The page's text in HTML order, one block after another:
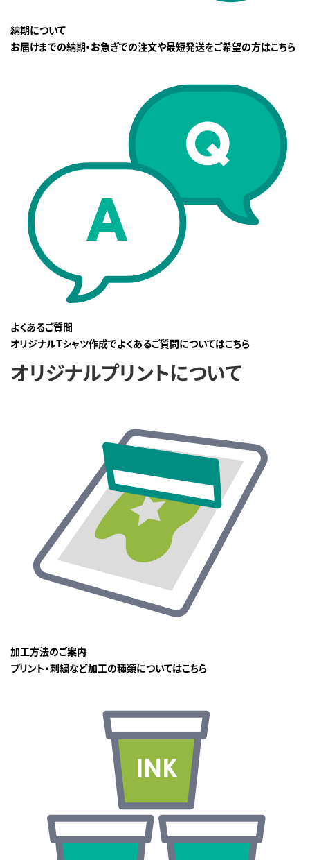
納期について
お届けまでの納期・お急ぎでの注文や最短発送をご希望の方はこちら
よくあるご質問
オリジナルTシャツ作成でよくあるご質問についてはこちら
オリジナルプリントについて
加工方法のご案内
プリント・刺繍など加工の種類についてはこちら